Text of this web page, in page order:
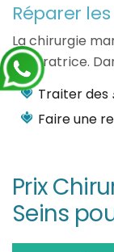
Réparer
La chirurgie
réparatrice.
Traiter des
Faire une
Prix
Seins